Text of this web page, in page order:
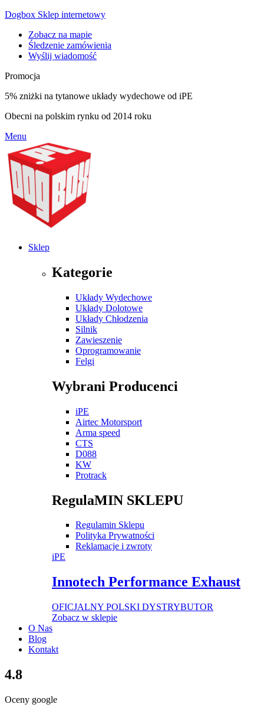
Dogbox Sklep internetowy
Zobacz na mapie
Śledzenie zamówienia
Wyślij wiadomość
Promocja
5% zniżki na tytanowe układy wydechowe od iPE
Obecni na polskim rynku od 2014 roku
Menu
Sklep
Kategorie
Układy Wydechowe
Układy Dolotowe
Układy Chłodzenia
Silnik
Zawieszenie
Oprogramowanie
Felgi
Wybrani Producenci
iPE
Airtec Motorsport
Arma speed
CTS
D088
KW
Protrack
RegulaMIN SKLEPU
Regulamin Sklepu
Polityka Prywatności
Reklamacje i zwroty
iPE
Innotech Performance Exhaust
OFICJALNY POLSKI DYSTRYBUTOR
Zobacz w sklepie
O Nas
Blog
Kontakt
4.8
Oceny google